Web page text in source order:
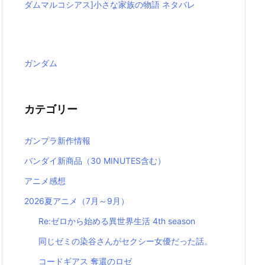
ダムマルコシアス]小さな家族の物語 ネタバレ
ガンダム
カテゴリー
ガンプラ新作情報
バンダイ新商品（30 MINUTES含む）
アニメ感想
2026夏アニメ（7月～9月）
Re:ゼロから始める異世界生活 4th season
同じゼミの染谷さんがセクシー女優だった話。
コードギアス 奪還のロゼ